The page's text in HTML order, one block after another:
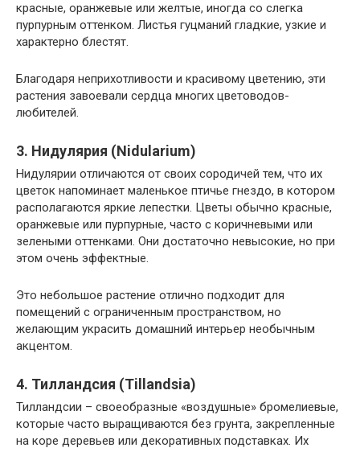
красные, оранжевые или желтые, иногда со слегка
пурпурным оттенком. Листья гуцманий гладкие, узкие и
характерно блестят.
Благодаря неприхотливости и красивому цветению, эти
растения завоевали сердца многих цветоводов-
любителей.
3. Нидулярия (Nidularium)
Нидулярии отличаются от своих сородичей тем, что их
цветок напоминает маленькое птичье гнездо, в котором
располагаются яркие лепестки. Цветы обычно красные,
оранжевые или пурпурные, часто с коричневыми или
зелеными оттенками. Они достаточно невысокие, но при
этом очень эффектные.
Это небольшое растение отлично подходит для
помещений с ограниченным пространством, но
желающим украсить домашний интерьер необычным
акцентом.
4. Тилландсия (Tillandsia)
Тилландсии – своеобразные «воздушные» бромелиевые,
которые часто выращиваются без грунта, закрепленные
на коре деревьев или декоративных подставках. Их